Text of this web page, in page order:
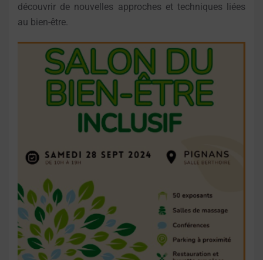
découvrir de nouvelles approches et techniques liées
au bien-être.